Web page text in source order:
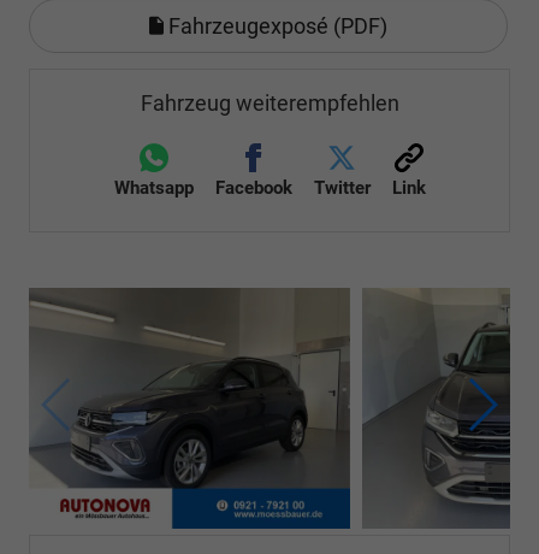
Fahrzeugexposé (PDF)
Fahrzeug weiterempfehlen
Whatsapp Facebook Twitter Link